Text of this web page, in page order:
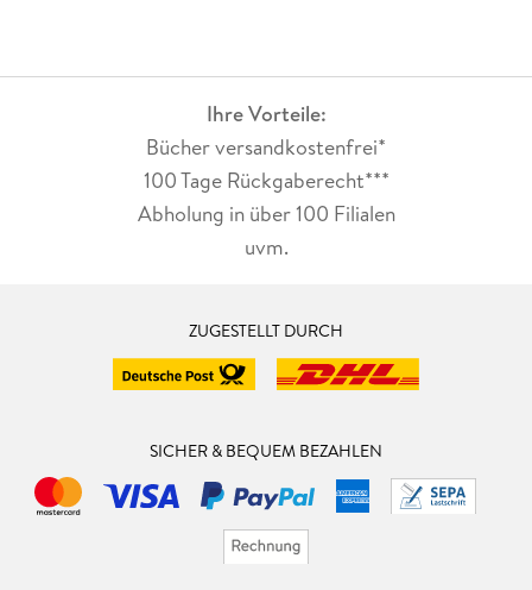
Ihre Vorteile:
Bücher versandkostenfrei*
100 Tage Rückgaberecht***
Abholung in über 100 Filialen
uvm.
ZUGESTELLT DURCH
SICHER & BEQUEM BEZAHLEN